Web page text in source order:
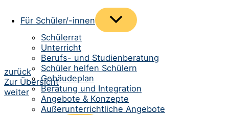
Für Schüler/-innen
Menü
umschalten
Schülerrat
Unterricht
Berufs- und Studienberatung
Schüler helfen Schülern
Gebäudeplan
Beratung und Integration
Angebote & Konzepte
Außerunterrichtliche Angebote
Beitrags-
Navigation
zurück
Zur Übersicht
weiter